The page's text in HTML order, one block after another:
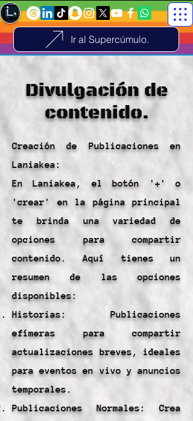
Ir al Supercúmulo.
Divulgación de
contenido.
Creación de Publicaciones en
Laniakea:
En Laniakea, el botón '+' o
'crear' en la página principal
te brinda una variedad de
opciones para compartir
contenido. Aquí tienes un
resumen de las opciones
disponibles:
Historias: Publicaciones
efímeras para compartir
actualizaciones breves, ideales
para eventos en vivo y anuncios
temporales.
Publicaciones Normales: Crea